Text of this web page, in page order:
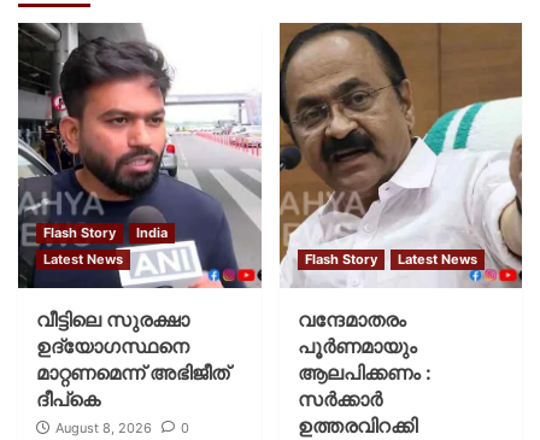
Flash Story
India
Latest News
വീട്ടിലെ സുരക്ഷാ
ഉദ്യോഗസ്ഥനെ
മാറ്റണമെന്ന് അഭിജീത്
ദീപ്‌കെ
August 8, 2026 0
Flash Story Latest News
വന്ദേമാതരം
പൂര്‍ണമായും
ആലപിക്കണം :
സര്‍ക്കാര്‍
ഉത്തരവിറക്കി